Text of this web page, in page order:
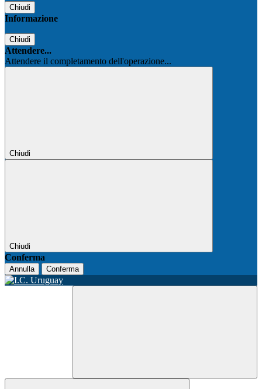
Chiudi
Informazione
Chiudi
Attendere...
Attendere il completamento dell'operazione...
Chiudi
Chiudi
Conferma
Annulla Conferma